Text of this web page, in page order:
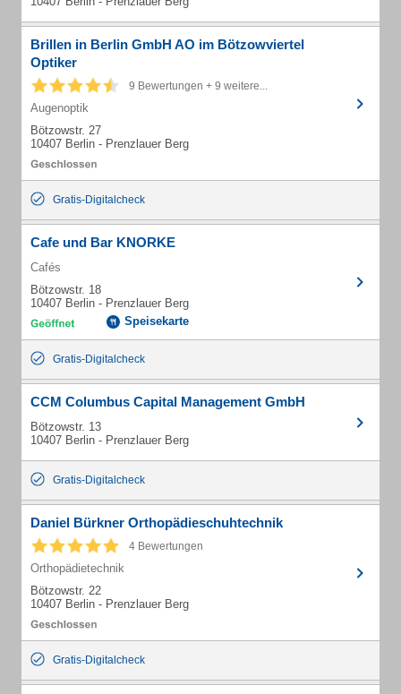
Brillen in Berlin GmbH AO im Bötzowviertel
Optiker
9 Bewertungen + 9 weitere...
Augenoptik
Bötzowstr. 27
10407 Berlin - Prenzlauer Berg
Gratis-Digitalcheck
Cafe und Bar KNORKE
Cafés
Bötzowstr. 18
10407 Berlin - Prenzlauer Berg
Speisekarte
Gratis-Digitalcheck
CCM Columbus Capital Management GmbH
Bötzowstr. 13
10407 Berlin - Prenzlauer Berg
Gratis-Digitalcheck
Daniel Bürkner Orthopädieschuhtechnik
4 Bewertungen
Orthopädietechnik
Bötzowstr. 22
10407 Berlin - Prenzlauer Berg
Gratis-Digitalcheck